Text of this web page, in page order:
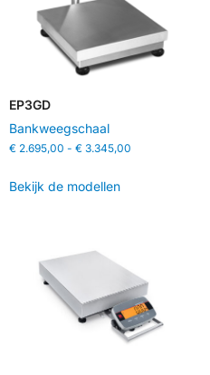
EP3GD
Bankweegschaal
€ 2.695,00 - € 3.345,00
Bekijk de modellen